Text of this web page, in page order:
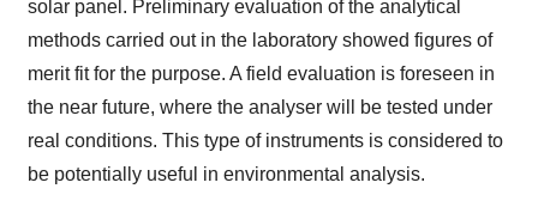
solar panel. Preliminary evaluation of the analytical
methods carried out in the laboratory showed figures of
merit fit for the purpose. A field evaluation is foreseen in
the near future, where the analyser will be tested under
real conditions. This type of instruments is considered to
be potentially useful in environmental analysis.